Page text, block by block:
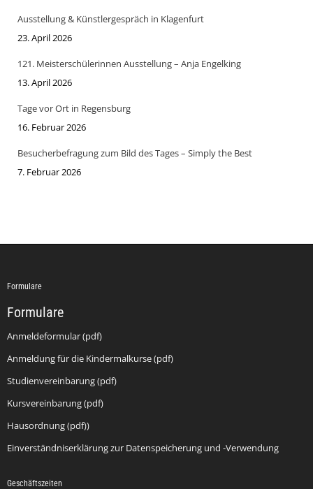
Ausstellung & Künstlergespräch in Klagenfurt
23. April 2026
121. Meisterschülerinnen Ausstellung – Anja Engelking
13. April 2026
Tage vor Ort in Regensburg
16. Februar 2026
Besucherbefragung zum Bild des Tages – Simply the Best
7. Februar 2026
Formulare
Formulare
Anmeldeformular (pdf)
Anmeldung für die Kindermalkurse (pdf)
Studienvereinbarung (pdf)
Kursvereinbarung (pdf)
Hausordnung (pdf))
Einverständniserklärung zur Datenspeicherung und -Verwendung
Geschäftszeiten